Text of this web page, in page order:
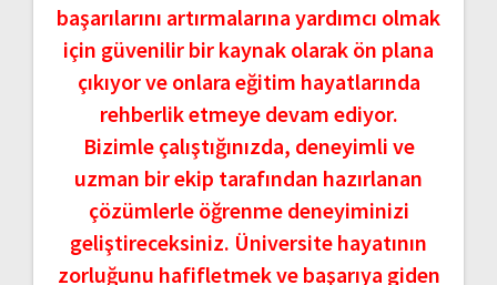
başarılarını artırmalarına yardımcı olmak
için güvenilir bir kaynak olarak ön plana
çıkıyor ve onlara eğitim hayatlarında
rehberlik etmeye devam ediyor.
Bizimle çalıştığınızda, deneyimli ve
uzman bir ekip tarafından hazırlanan
çözümlerle öğrenme deneyiminizi
geliştireceksiniz. Üniversite hayatının
zorluğunu hafifletmek ve başarıya giden